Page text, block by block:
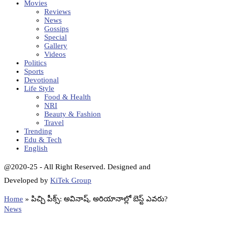
Movies
Reviews
News
Gossips
Special
Gallery
Videos
Politics
Sports
Devotional
Life Style
Food & Health
NRI
Beauty & Fashion
Travel
Trending
Edu & Tech
English
@2020-25 - All Right Reserved. Designed and
Developed by KiTek Group
Home » పిచ్చి పీక్స్‌: అవినాష్‌, అరియానాల్లో బెస్ట్ ఎవరు?
News